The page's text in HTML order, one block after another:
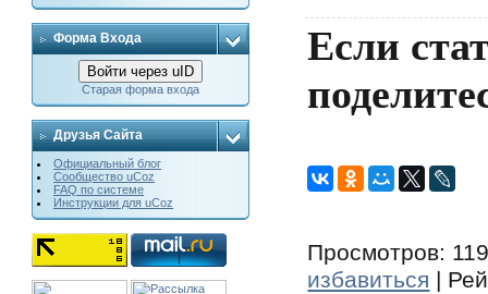
Форма Входа
Войти через uID
Старая форма входа
Друзья Сайта
Официальный блог
Сообщество uCoz
FAQ по системе
Инструкции для uCoz
Если
Просмотров:
избавиться |